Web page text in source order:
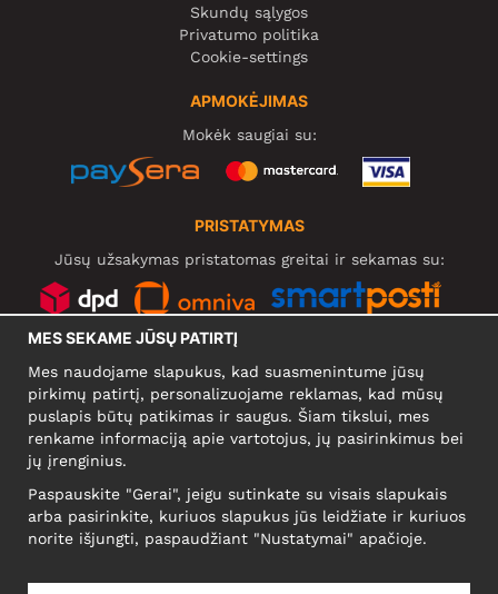
Skundų sąlygos
Privatumo politika
Cookie-settings
APMOKĖJIMAS
Mokėk saugiai su:
PRISTATYMAS
Jūsų užsakymas pristatomas greitai ir sekamas su:
KOMPANIJA
Narva mnt 5, EE-10117 Tallinn
Reg: 12356245
MES SEKAME JŪSŲ PATIRTĮ
Mes naudojame slapukus, kad suasmenintume jūsų
pirkimų patirtį, personalizuojame reklamas, kad mūsų
puslapis būtų patikimas ir saugus. Šiam tikslui, mes
renkame informaciją apie vartotojus, jų pasirinkimus bei
jų įrenginius.
Paspauskite "Gerai", jeigu sutinkate su visais slapukais
arba pasirinkite, kuriuos slapukus jūs leidžiate ir kuriuos
norite išjungti, paspaudžiant "Nustatymai" apačioje.